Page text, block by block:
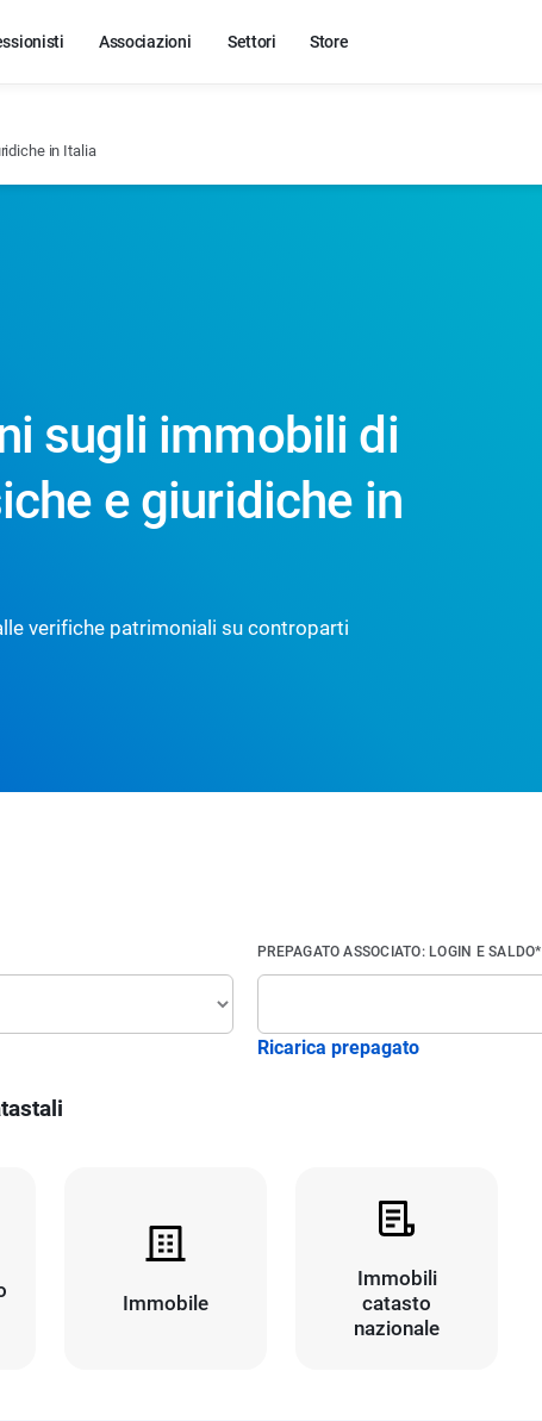
Associazioni Settori Store
in Italia
sugli immobili di
e giuridiche in
verifiche patrimoniali su controparti
PREPAGATO ASSOCIATO: LOGIN E SALDO*
Ricarica prepagato
Immobile
Immobili
catasto
nazionale